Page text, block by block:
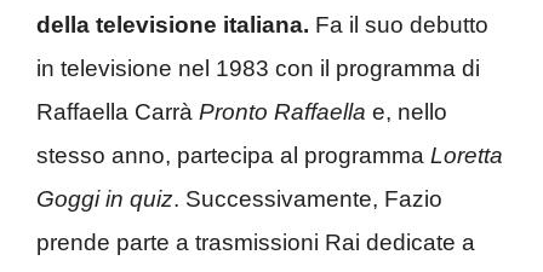
della televisione italiana. Fa il suo debutto
in televisione nel 1983 con il programma di
Raffaella Carrà Pronto Raffaella e, nello
stesso anno, partecipa al programma Loretta
Goggi in quiz. Successivamente, Fazio
prende parte a trasmissioni Rai dedicate a